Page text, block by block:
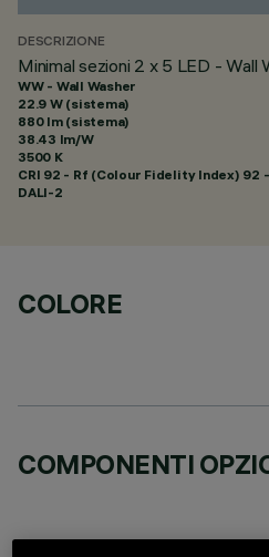
DESCRIZIONE
Minimal sezioni 2 x 5 LED - Wall
WW - Wall Washer
22.9 W (sistema)
880 lm (sistema)
38.43 lm/W
3500 K
CRI 92 - Rf (Colour Fidelity Index) 92
DALI-2
COLORE
COMPONENTI